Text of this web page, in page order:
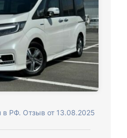
в РФ. Отзыв от 13.08.2025